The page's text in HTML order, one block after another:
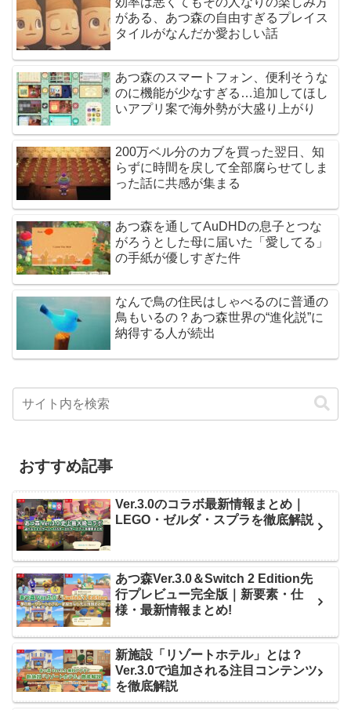
がある、あつ森の自由すぎるプレイス
タイルがなんだか愛おしい話
あつ森のスマートフォン、便利そうな
のに機能が少なすぎる…追加してほし
いアプリ案で海外勢が大盛り上がり
200万ベル分のカブを買った翌日、知
らずに時間を戻して全部腐らせてしま
った話に共感が集まる
あつ森を通してAuDHDの息子とつな
がろうとした母に届いた「愛してる」
の手紙が優しすぎた件
なんで鳥の住民はしゃべるのに普通の
鳥もいるの？あつ森世界の“進化説”に
納得する人が続出
おすすめ記事
Ver.3.0のコラボ最新情報まとめ｜
LEGO・ゼルダ・スプラを徹底解説
あつ森Ver.3.0＆Switch 2 Edition先
行プレビュー完全版｜新要素・仕
様・最新情報まとめ!
新施設「リゾートホテル」とは？
Ver.3.0で追加される注目コンテンツ
を徹底解説